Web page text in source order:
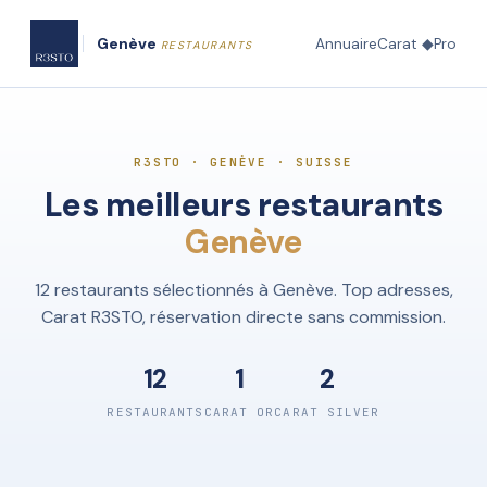
Genève RESTAURANTS AnnuaireCarat ◆Pro
R3STO · GENÈVE · SUISSE
Les meilleurs restaurants
Genève
12 restaurants sélectionnés à Genève. Top adresses,
Carat R3STO, réservation directe sans commission.
12
RESTAURANTS
1
CARAT OR
2
CARAT SILVER